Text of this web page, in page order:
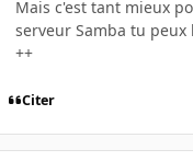
Mais c'est tant mieux
serveur Samba tu peux
++
Citer